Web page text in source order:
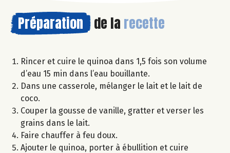
Préparation de la recette
Rincer et cuire le quinoa dans 1,5 fois son volume
d’eau 15 min dans l’eau bouillante.
Dans une casserole, mélanger le lait et le lait de
coco.
Couper la gousse de vanille, gratter et verser les
grains dans le lait.
Faire chauffer à feu doux.
Ajouter le quinoa, porter à ébullition et cuire